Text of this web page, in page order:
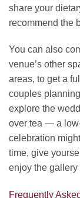
share your
recommend the
You can also
venue’s other
areas, to get a
couples
explore the
over tea — a
celebration
time, give
enjoy the gallery
Frequently